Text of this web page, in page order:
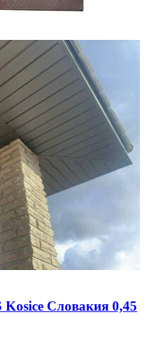
Словакия 0,45